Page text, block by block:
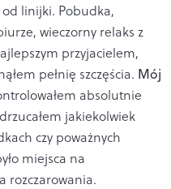
od linijki. Pobudka,
wieczorny relaks z
przyjacielem,
pełnię szczęścia. Mój
absolutnie
jakiekolwiek
czy poważnych
miejsca na
rozczarowania.